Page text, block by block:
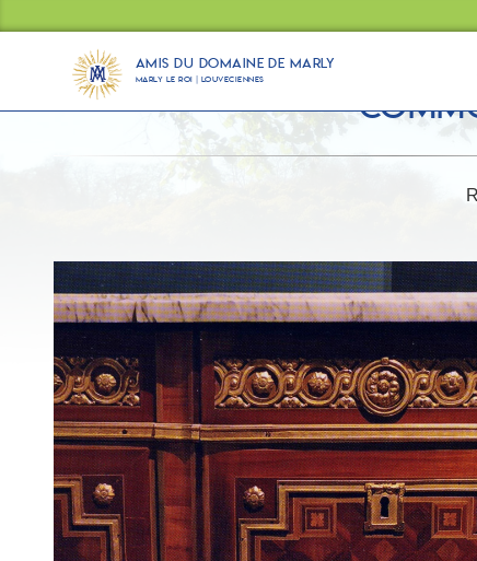
Amis du Domaine de Marly
Marly Le Roi | Louveciennes